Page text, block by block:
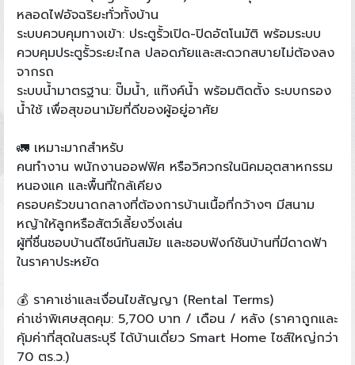
หลอดไฟอัจฉริยะทั่วทั้งบ้าน
ระบบควบคุมทางเข้า: ประตูรั้วเปิด-ปิดอัตโนมัติ พร้อมระบบ
ควบคุมประตูรั้วระยะไกล ปลอดภัยและสะดวกสบายไม่ต้องลง
จากรถ
ระบบน้ำมาตรฐาน: ปั๊มน้ำ, แท๊งค์น้ำ พร้อมติดตั้ง ระบบกรอง
น้ำใช้ เพื่อสุขอนามัยที่ดีของผู้อยู่อาศัย
🚛 เหมาะมากสำหรับ
คนทำงาน พนักงานออฟฟิศ หรือวิศวกรในนิคมอุตสาหกรรม
หนองแค และพื้นที่ใกล้เคียง
ครอบครัวขนาดกลางที่ต้องการบ้านเนื้อที่กว้างๆ มีสนาม
หญ้าให้ลูกหรือสัตว์เลี้ยงวิ่งเล่น
ผู้ที่ชื่นชอบบ้านดีไซน์ทันสมัย และชอบฟังก์ชันบ้านที่มีดาดฟ้า
ในราคาประหยัด
💰 ราคาเช่าและเงื่อนไขสัญญา (Rental Terms)
ค่าเช่าพิเศษสุดคุม: 5,700 บาท / เดือน / หลัง (ราคาถูกและ
คุ้มค่าที่สุดในสระบุรี ได้บ้านเดี่ยว Smart Home ไซส์ใหญ่กว่า
70 ตร.ว.)